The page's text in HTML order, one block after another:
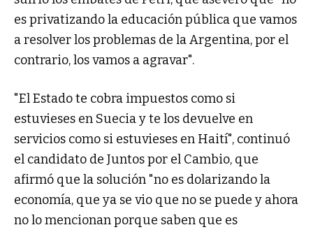
es privatizando la educación pública que vamos
a resolver los problemas de la Argentina, por el
contrario, los vamos a agravar".
"El Estado te cobra impuestos como si
estuvieses en Suecia y te los devuelve en
servicios como si estuvieses en Haití", continuó
el candidato de Juntos por el Cambio, que
afirmó que la solución "no es dolarizando la
economía, que ya se vio que no se puede y ahora
no lo mencionan porque saben que es